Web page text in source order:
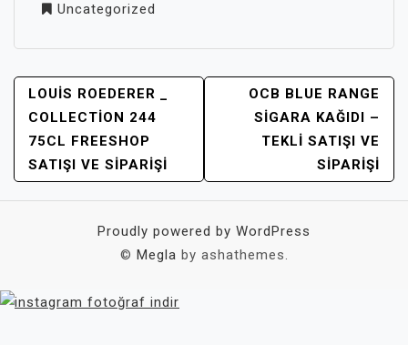
Uncategorized
YAZI
GEZINMESI
LOUIS ROEDERER _
COLLECTION 244
75CL FREESHOP
SATIŞI VE SIPARIŞI
OCB BLUE RANGE
SIGARA KAĞIDI –
TEKLI SATIŞI VE
SIPARIŞI
Proudly powered by WordPress
© Megla by ashathemes.